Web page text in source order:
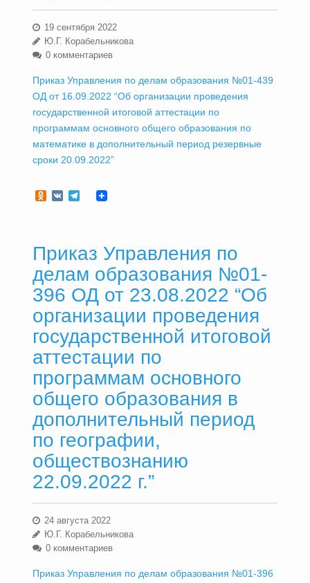
19 сентября 2022
Ю.Г. Корабельникова
0 комментариев
Приказ Управления по делам образования №01-439
ОД от 16.09.2022 “Об организации проведения
государственной итоговой аттестации по
программам основного общего образования по
математике в дополнительный период резервные
сроки 20.09.2022”
Odnoklassniki
VKTelegram
Приказ Управления по
делам образования №01-
396 ОД от 23.08.2022 “Об
организации проведения
государственной итоговой
аттестации по
программам основного
общего образования в
дополнительный период
по географии,
обществознанию
22.09.2022 г.”
24 августа 2022
Ю.Г. Корабельникова
0 комментариев
Приказ Управления по делам образования №01-396